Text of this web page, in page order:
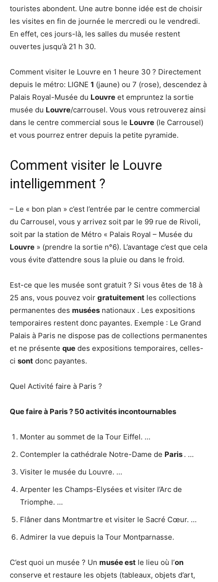
touristes abondent. Une autre bonne idée est de choisir
les visites en fin de journée le mercredi ou le vendredi.
En effet, ces jours-là, les salles du musée restent
ouvertes jusqu’à 21 h 30.
Comment visiter le Louvre en 1 heure 30 ? Directement
depuis le métro: LIGNE 1 (jaune) ou 7 (rose), descendez à
Palais Royal-Musée du Louvre et empruntez la sortie
musée du Louvre/carrousel. Vous vous retrouverez ainsi
dans le centre commercial sous le Louvre (le Carrousel)
et vous pourrez entrer depuis la petite pyramide.
Comment visiter le Louvre
intelligemment ?
– Le « bon plan » c’est l’entrée par le centre commercial
du Carrousel, vous y arrivez soit par le 99 rue de Rivoli,
soit par la station de Métro « Palais Royal – Musée du
Louvre » (prendre la sortie n°6). L’avantage c’est que cela
vous évite d’attendre sous la pluie ou dans le froid.
Est-ce que les musée sont gratuit ? Si vous êtes de 18 à
25 ans, vous pouvez voir gratuitement les collections
permanentes des musées nationaux . Les expositions
temporaires restent donc payantes. Exemple : Le Grand
Palais à Paris ne dispose pas de collections permanentes
et ne présente que des expositions temporaires, celles-
ci sont donc payantes.
Quel Activité faire à Paris ?
Quefaireà Paris? 50activitésincontournables
Monter au sommet de la Tour Eiffel. …
Contempler la cathédrale Notre-Dame de Paris . …
Visiter le musée du Louvre. …
Arpenter les Champs-Elysées et visiter l’Arc de
Triomphe. …
Flâner dans Montmartre et visiter le Sacré Cœur. …
Admirer la vue depuis la Tour Montparnasse.
C’est quoi un musée ? Un musée est le lieu où l’on
conserve et restaure les objets (tableaux, objets d’art,